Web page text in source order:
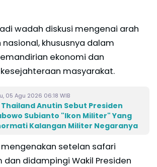
wadah diskusi mengenai arah
khususnya dalam
ekonomi dan
masyarakat.
05 Agu 2026 06:18 WIB
Thailand Anutin Sebut Presiden
Subianto "Ikon Militer" Yang
Kalangan Militer Negaranya
setelan safari
dan didampingi Wakil Presiden